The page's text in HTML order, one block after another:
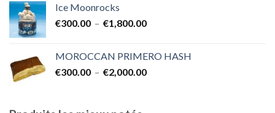
à
Ice Moonrocks
€300.00 – €1,800.00Plage
€300.00
à
MOROCCAN PRIMERO HASH
€300.00 – €2,000.00Plage